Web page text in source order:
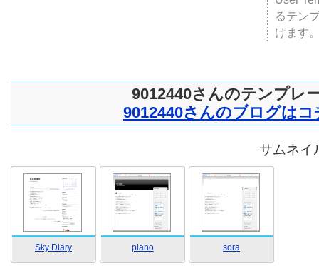
るテン
けます
9012440さんのテンプレ
9012440さんのブログはコ
サムネイ
Sky Diary piano sora